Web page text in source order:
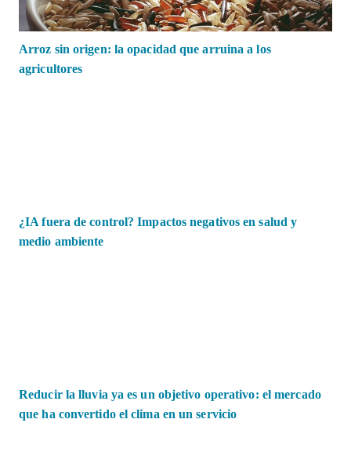
Arroz sin origen: la opacidad que arruina a los
agricultores
¿IA fuera de control? Impactos negativos en salud y
medio ambiente
Reducir la lluvia ya es un objetivo operativo: el mercado
que ha convertido el clima en un servicio